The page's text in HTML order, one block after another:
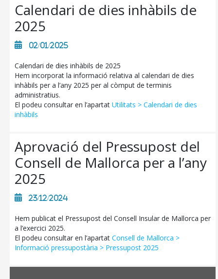
Calendari de dies inhàbils de
2025
02/01/2025
Calendari de dies inhàbils de 2025
Hem incorporat la informació relativa al calendari de dies
inhàbils per a l’any 2025 per al còmput de terminis
administratius.
El podeu consultar en l’apartat Utilitats > Calendari de dies
inhàbils
Aprovació del Pressupost del
Consell de Mallorca per a l’any
2025
23/12/2024
Hem publicat el Pressupost del Consell Insular de Mallorca per
a l’exercici 2025.
El podeu consultar en l’apartat Consell de Mallorca >
Informació pressupostària > Pressupost 2025